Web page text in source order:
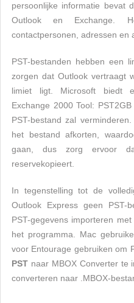
persoonlijke informatie bevat
Outlook en Exchange.
contactpersonen, adressen en
PST-bestanden hebben een
zorgen dat Outlook vertraagt
limiet ligt. Microsoft biedt
Exchange 2000 Tool:
PST-bestand zal
het bestand afkorten,
gaan, dus zorg ervoor
reservekopieert.
In tegenstelling tot de
Outlook Express geen PST-
PST-gegevens importeren
het programma. Mac
voor Entourage gebruiken om
PST naar MBOX Converter te
converteren naar .MBOX-